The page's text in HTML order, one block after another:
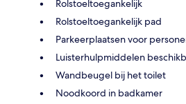
Rolstoeltoegankelijk
Rolstoeltoegankelijk pad
Parkeerplaatsen voor
Luisterhulpmiddelen
Wandbeugel bij het toilet
Noodkoord in badkamer